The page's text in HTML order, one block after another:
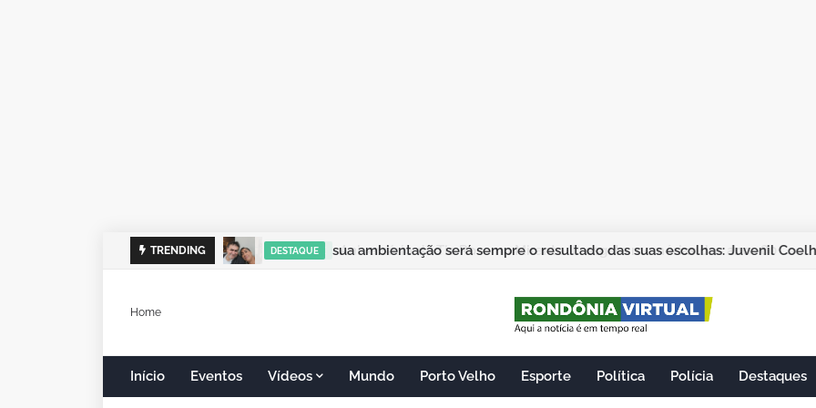
TRENDING DESTAQUE sua ambientação será sempre o resultado das suas escolhas: Juvenil
Home
Início Eventos Vídeos Mundo Porto Velho Esporte Política Polícia Destaques